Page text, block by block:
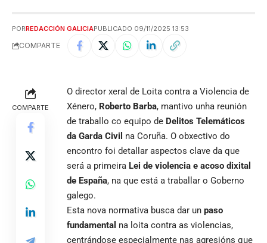
PORREDACCIÓN GALICIAPUBLICADO 09/11/2025 13:53
COMPARTE
COMPARTE
O director xeral de Loita contra a Violencia de
Xénero, Roberto Barba, mantivo unha reunión
de traballo co equipo de Delitos Telemáticos
da Garda Civil na Coruña. O obxectivo do
encontro foi detallar aspectos clave da que
será a primeira Lei de violencia e acoso dixital
de España, na que está a traballar o Goberno
galego.
Esta nova normativa busca dar un paso
fundamental na loita contra as violencias,
centrándose especialmente nas agresións que